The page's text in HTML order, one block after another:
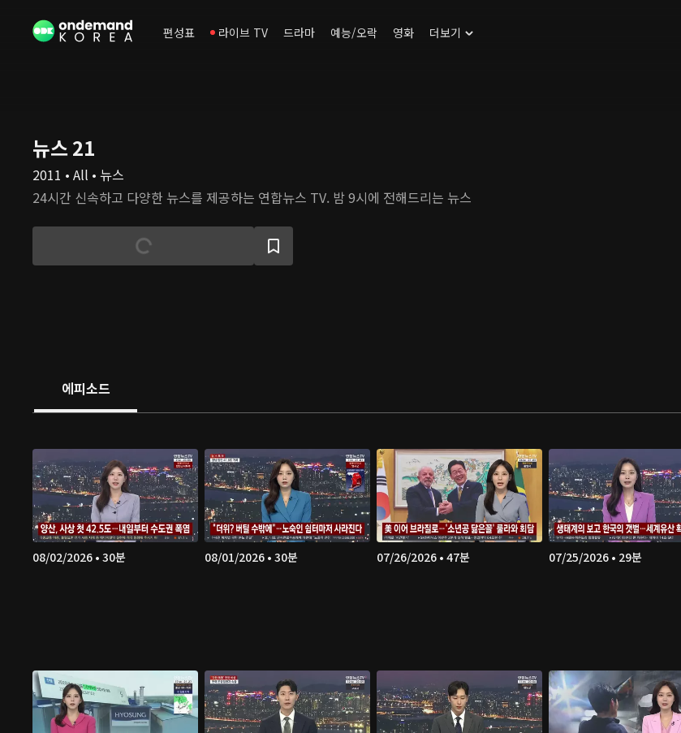
편성표 라이브 TV 드라마 예능/오락 영화 더보기
뉴스 21
2011 • All • 뉴스
24시간 신속하고 다양한 뉴스를 제공하는 연합뉴스 TV. 밤 9시에 전해드리는 뉴스
에피소드
08/02/2026 • 30분 08/01/2026 • 30분 07/26/2026 • 47분 07/25/2026 • 29분